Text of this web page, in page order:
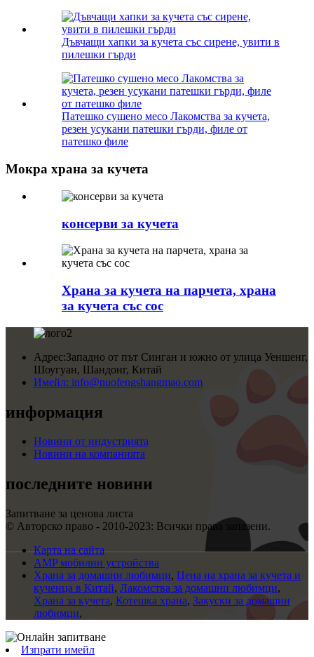
Дъвчащи хапки за кучета със сирене, увити в
пилешки гърди
Патешко сушено месо Лакомства за кучета,
резен усукани патешки гърди, филе от
патешко филе
Мокра храна за кучета
консерви за кучета
Храна за кучета на парчета, храна
за кучета със сос
Адрес:Западно от път Синган и южно от улица Уеншенг,
Шоугуан, Шандонг, Китай
Имейл: info@nuofengshangmao.com
информация
Новини от индустрията
Новини на компанията
последните новини
Запитване за ценова листа
© Авторско право - 2010-2023: Всички права запазени.
Карта на сайта
AMP мобилни устройства
Храна за домашни любимци, Цена на храна за кучета и
кученца в Китай, Лакомства за домашни любимци,
Храна за кучета, Котешка храна, Закуски за домашни
любимци,
Изпрати имейл